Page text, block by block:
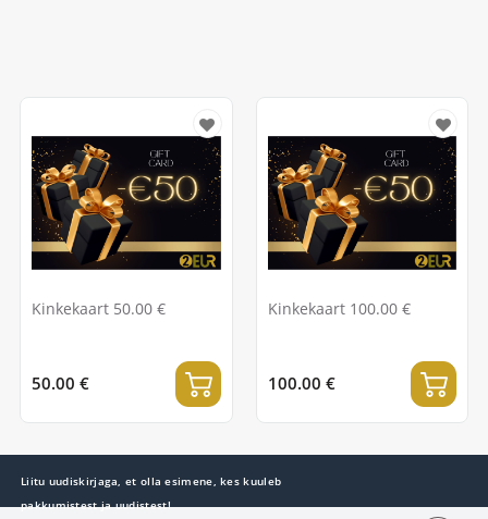
Kinkekaart 50.00 €
50.00 €
Kinkekaart 100.00 €
100.00 €
Liitu uudiskirjaga, et olla esimene, kes kuuleb
pakkumistest ja uudistest!